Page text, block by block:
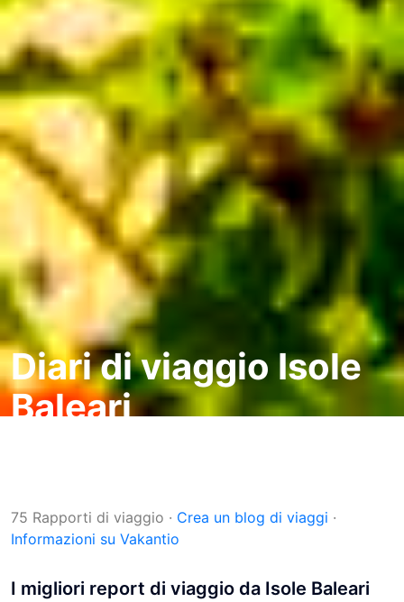
Diari di viaggio Isole
Baleari
75 Rapporti di viaggio · Crea un blog di viaggi ·
Informazioni su Vakantio
I migliori report di viaggio da Isole Baleari